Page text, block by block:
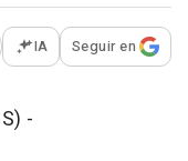
opciones para
IA Seguir en
-